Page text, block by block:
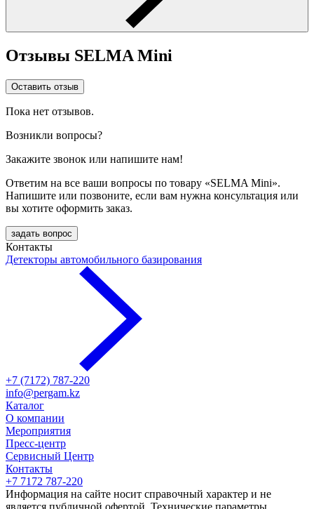
Отзывы SELMA Mini
Оставить отзыв
Пока нет отзывов.
Возникли вопросы?
Закажите звонок или напишите нам!
Ответим на все ваши вопросы по товару «SELMA Mini».
Напишите или позвоните, если вам нужна консультация или
вы хотите оформить заказ.
задать вопрос
Контакты
Детекторы автомобильного базирования
+7 (7172) 787-220
info@pergam.kz
Каталог
О компании
Мероприятия
Пресс-центр
Сервисный Центр
Контакты
+7 7172 787-220
Информация на сайте носит справочный характер и не
является публичной офертой. Технические параметры